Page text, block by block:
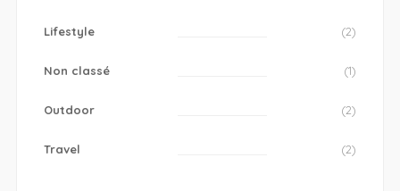
Lifestyle (2)
Non classé (1)
Outdoor (2)
Travel (2)